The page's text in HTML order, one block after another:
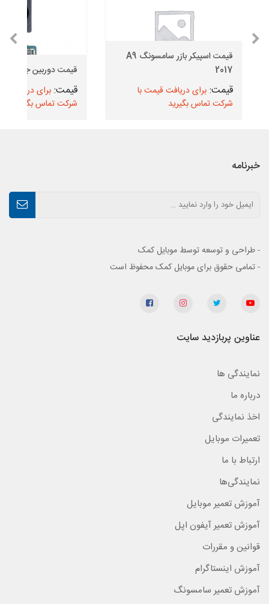
قیمت اسپیکر بازر سامسونگ A9
2017
برای دریافت قیمت با
شرکت تماس بگیرید
قیمت دوربین جلو J4 Plus
برای دریافت
شرکت تماس بگیرید
خبرنامه
- طراحی و توسعه توسط موبایل کمک
- تمامی حقوق برای موبایل کمک محفوظ است
عناوین پربازدید سایت
نمایندگی ها
درباره ما
اخذ نمایندگی
تعمیرات موبایل
ارتباط با ما
نمایندگی‌ها
آموزش تعمیر موبایل
آموزش تعمیر آیفون اپل
قوانین و مقررات
آموزش اینستاگرام
آموزش تعمیر سامسونگ